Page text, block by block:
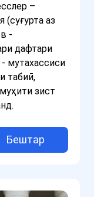
–
(суғурта аз
-
дафтари
мутахассиси
табиӣ,
зист
Бештар